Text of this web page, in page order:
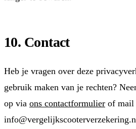
10. Contact
Heb je vragen over deze
gebruik maken van je rechten?
op via ons contactformulier of mail